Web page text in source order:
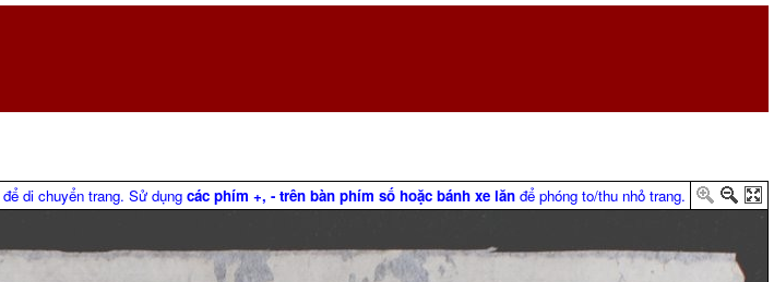
để di chuyển trang. Sử dụng các phím +, - trên bàn phím số hoặc bánh xe lăn để phóng to/thu nhỏ trang.